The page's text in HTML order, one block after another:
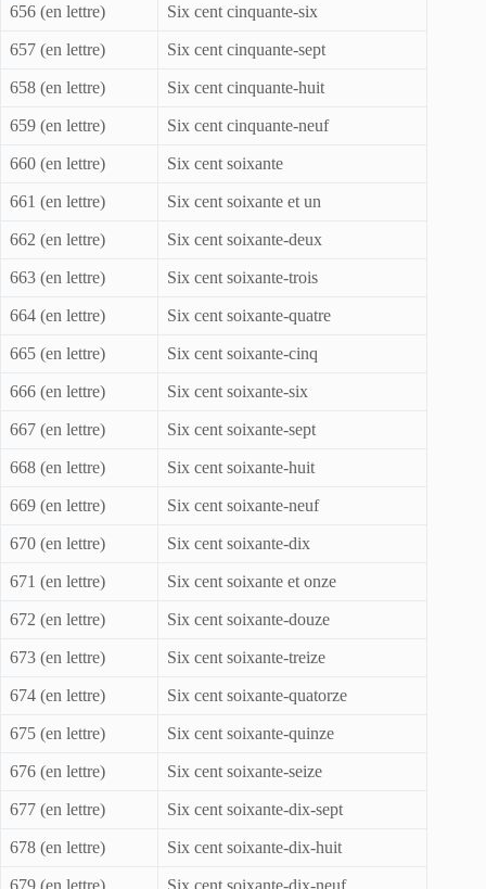
656 (en lettre) Six cent cinquante-six
657 (en lettre) Six cent cinquante-sept
658 (en lettre) Six cent cinquante-huit
659 (en lettre) Six cent cinquante-neuf
660 (en lettre) Six cent soixante
661 (en lettre) Six cent soixante et un
662 (en lettre) Six cent soixante-deux
663 (en lettre) Six cent soixante-trois
664 (en lettre) Six cent soixante-quatre
665 (en lettre) Six cent soixante-cinq
666 (en lettre) Six cent soixante-six
667 (en lettre) Six cent soixante-sept
668 (en lettre) Six cent soixante-huit
669 (en lettre) Six cent soixante-neuf
670 (en lettre) Six cent soixante-dix
671 (en lettre) Six cent soixante et onze
672 (en lettre) Six cent soixante-douze
673 (en lettre) Six cent soixante-treize
674 (en lettre) Six cent soixante-quatorze
675 (en lettre) Six cent soixante-quinze
676 (en lettre) Six cent soixante-seize
677 (en lettre) Six cent soixante-dix-sept
678 (en lettre) Six cent soixante-dix-huit
679 (en lettre) Six cent soixante-dix-neuf